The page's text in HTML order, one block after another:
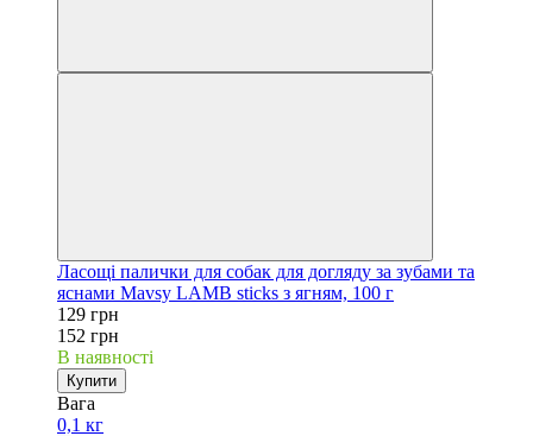
Ласощі палички для собак для догляду за зубами та
яснами Mavsy LAMB sticks з ягням, 100 г
129 грн
152 грн
В наявності
Купити
Вага
0,1 кг